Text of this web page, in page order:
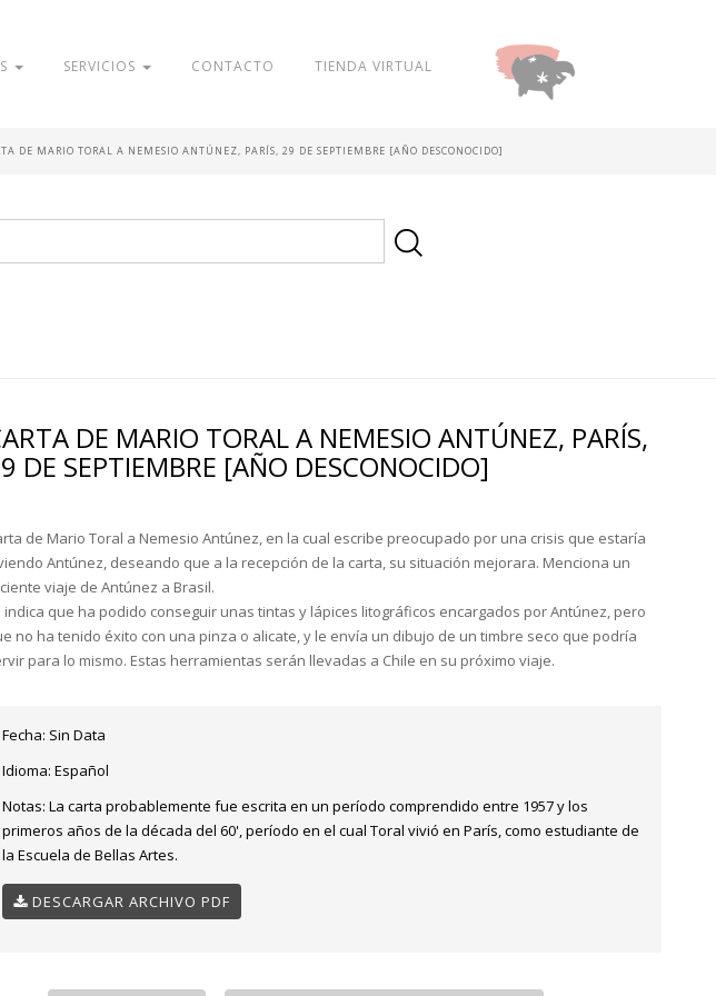
SERVICIOS CONTACTO TIENDA VIRTUAL
DE MARIO TORAL A NEMESIO ANTÚNEZ, PARÍS, 29 DE SEPTIEMBRE [AÑO DESCONOCIDO]
DE MARIO TORAL A NEMESIO ANTÚNEZ, PARÍS,
DE SEPTIEMBRE [AÑO DESCONOCIDO]
de Mario Toral a Nemesio Antúnez, en la cual escribe preocupado por una crisis que estaría
Antúnez, deseando que a la recepción de la carta, su situación mejorara. Menciona un
viaje de Antúnez a Brasil.
indica que ha podido conseguir unas tintas y lápices litográficos encargados por Antúnez, pero
no ha tenido éxito con una pinza o alicate, y le envía un dibujo de un timbre seco que podría
para lo mismo. Estas herramientas serán llevadas a Chile en su próximo viaje.
Fecha: Sin Data
Idioma: Español
Notas: La carta probablemente fue escrita en un período comprendido entre 1957 y los
primeros años de la década del 60', período en el cual Toral vivió en París, como estudiante de
la Escuela de Bellas Artes.
DESCARGAR ARCHIVO PDF